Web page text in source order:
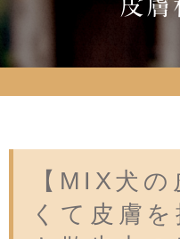
皮膚
【MIX犬
くて皮膚